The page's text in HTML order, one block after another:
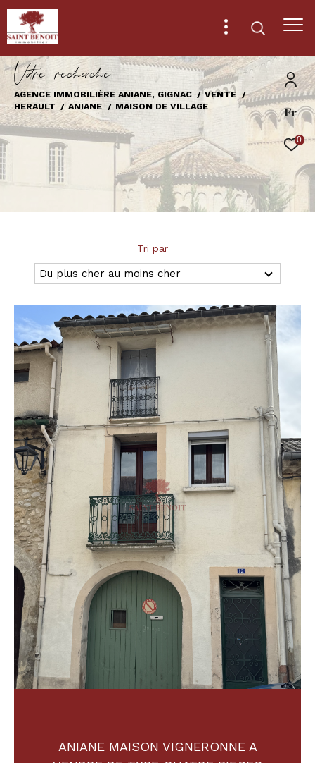
Fr
0
Vore recece
AGENCE IMMOBILIÈRE ANIANE, GIGNAC
VENTE
HERAULT
ANIANE MAISON DE VILLAGE
Tri par
Du plus cher au moins cher
ANIANE MAISON VIGNERONNE A
Effectuer une recherche
et trouver le bien qui correspond à vos
critères
Vente
bien
Budget
Budget
Surface
Surface
Pièces
Pièces
Référence
AFFINER LES CRITÈRES
TERRASSE PARKING PISCINE
FILTRER PAR
COUPS DE COEUR EXCLUSIVITÉS